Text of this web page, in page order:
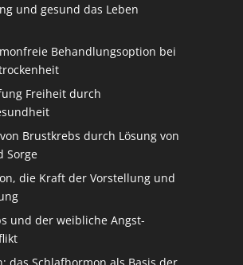
und gesund das Leben
Behandlungsoption bei
Freiheit durch
Brustkrebs durch Lösung von
Sorge
die Kraft der Vorstellung und
und der weibliche Angst-